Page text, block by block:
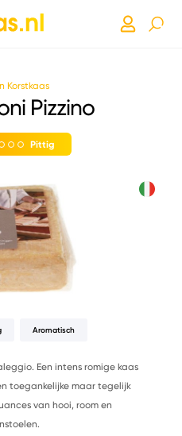
Korstkaas
Pizzino
Pittig
Aromatisch
Een intens romige kaas
toegankelijke maar tegelijk
van hooi, room en